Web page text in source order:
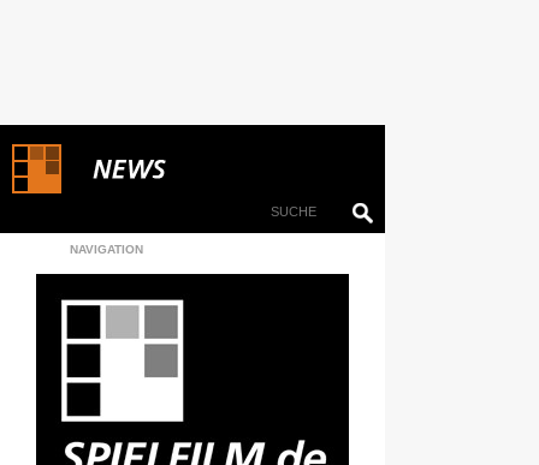
NAVIGATION